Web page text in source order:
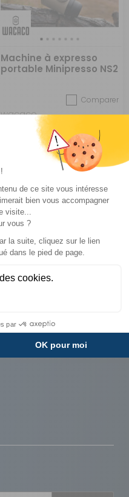
Machine à expresso
portable Minipresso NS2
Comparer
wacaco
Réf : 086183 EN STOCK
ACHETER 65,99 €
Paiements
Paiement
Plusieurs fois